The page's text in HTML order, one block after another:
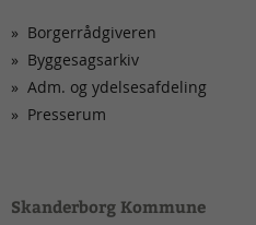
Borgerrådgiveren
Byggesagsarkiv
Adm. og ydelsesafdeling
Presserum
Skanderborg Kommune